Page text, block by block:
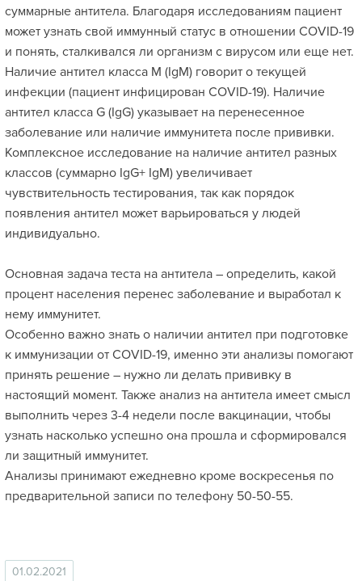
суммарные антитела. Благодаря исследованиям пациент
может узнать свой иммунный статус в отношении COVID-19
и понять, сталкивался ли организм с вирусом или еще нет.
Наличие антител класса M (IgM) говорит о текущей
инфекции (пациент инфицирован COVID-19). Наличие
антител класса G (IgG) указывает на перенесенное
заболевание или наличие иммунитета после прививки.
Комплексное исследование на наличие антител разных
классов (суммарно IgG+ IgM) увеличивает
чувствительность тестирования, так как порядок
появления антител может варьироваться у людей
индивидуально.
Основная задача теста на антитела – определить, какой
процент населения перенес заболевание и выработал к
нему иммунитет.
Особенно важно знать о наличии антител при подготовке
к иммунизации от COVID-19, именно эти анализы помогают
принять решение – нужно ли делать прививку в
настоящий момент. Также анализ на антитела имеет смысл
выполнить через 3-4 недели после вакцинации, чтобы
узнать насколько успешно она прошла и сформировался
ли защитный иммунитет.
Анализы принимают ежедневно кроме воскресенья по
предварительной записи по телефону 50-50-55.
01.02.2021